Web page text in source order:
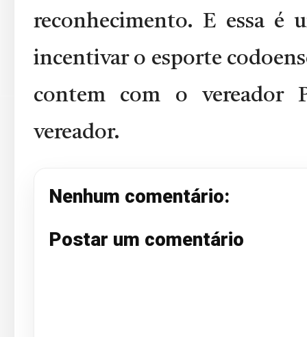
reconhecimento. E essa é
incentivar o esporte
contem com o vereador
vereador.
Nenhum comentário:
Postar um comentário